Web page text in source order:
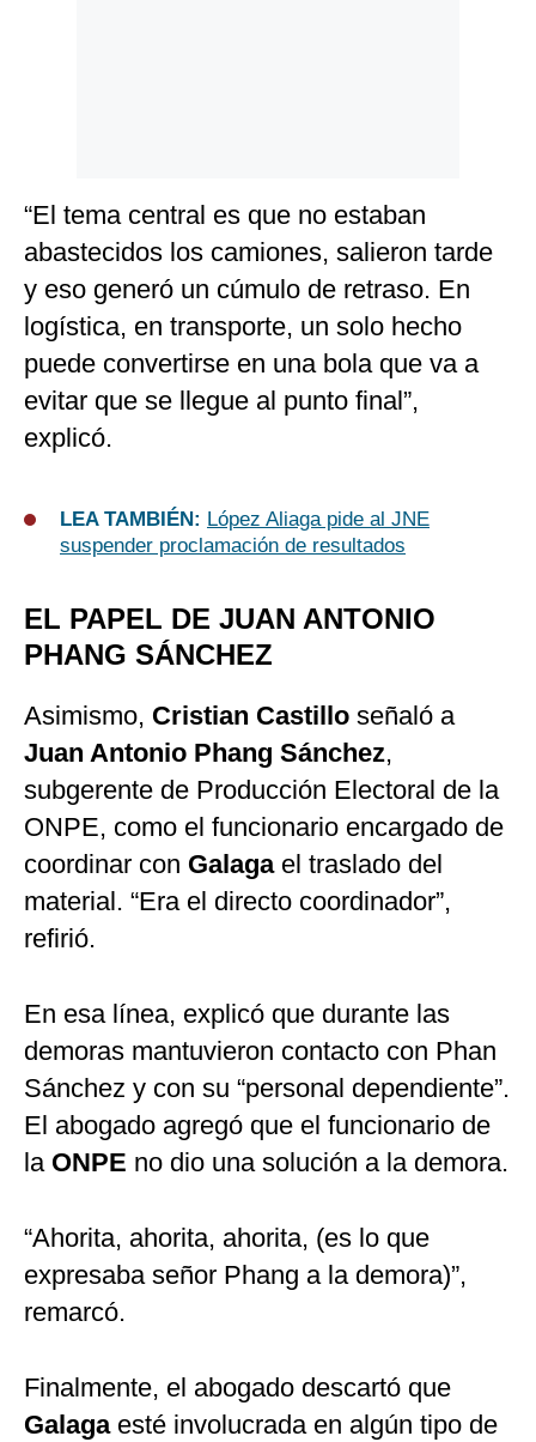
“El tema central es que no estaban
abastecidos los camiones, salieron tarde
y eso generó un cúmulo de retraso. En
logística, en transporte, un solo hecho
puede convertirse en una bola que va a
evitar que se llegue al punto final”,
explicó.
LEA TAMBIÉN: López Aliaga pide al JNE
suspender proclamación de resultados
EL PAPEL DE JUAN ANTONIO
PHANG SÁNCHEZ
Asimismo, Cristian Castillo señaló a
Juan Antonio Phang Sánchez,
subgerente de Producción Electoral de la
ONPE, como el funcionario encargado de
coordinar con Galagael traslado del
material. “Era el directo coordinador”,
refirió.
En esa línea, explicó que durante las
demoras mantuvieron contacto con Phan
Sánchez y con su “personal dependiente”.
El abogado agregó que el funcionario de
la ONPE no dio una solución a la demora.
“Ahorita, ahorita, ahorita, (es lo que
expresaba señor Phang a la demora)”,
remarcó.
Finalmente, el abogado descartó que
Galagaesté involucrada en algún tipo de